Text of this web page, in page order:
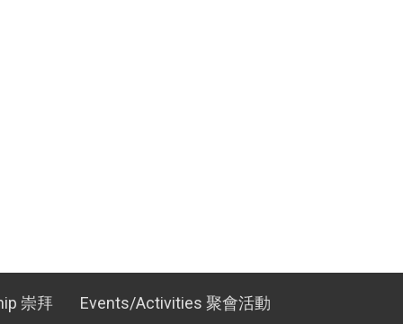
崇拜 Events/Activities 聚會活動